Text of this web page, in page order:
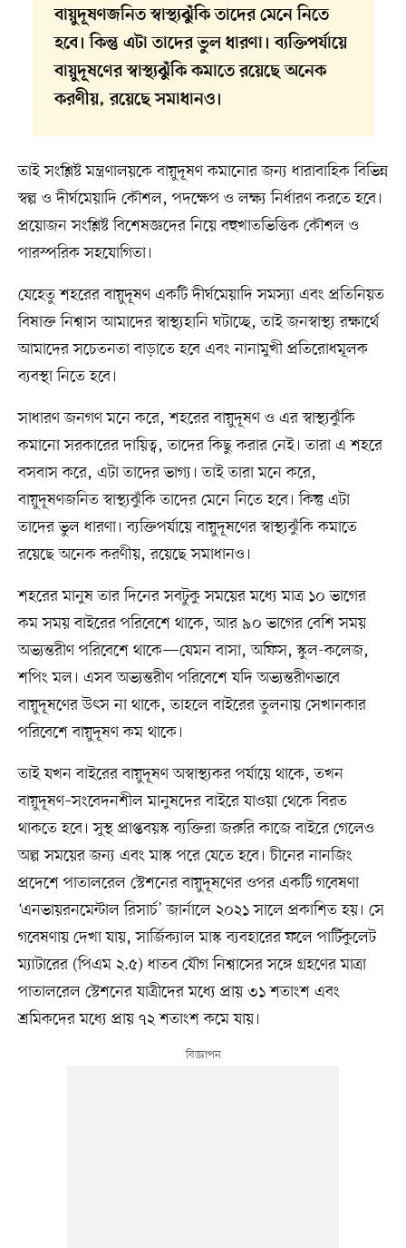
বায়ুদূষণজনিত স্বাস্থ্যঝুঁকি তাদের মেনে নিতে
হবে। কিন্তু এটা তাদের ভুল ধারণা। ব্যক্তিপর্যায়ে
বায়ুদূষণের স্বাস্থ্যঝুঁকি কমাতে রয়েছে অনেক
করণীয়, রয়েছে সমাধানও।
তাই সংশ্লিষ্ট মন্ত্রণালয়কে বায়ুদূষণ কমানোর জন্য ধারাবাহিক বিভিন্ন
স্বল্প ও দীর্ঘমেয়াদি কৌশল, পদক্ষেপ ও লক্ষ্য নির্ধারণ করতে হবে।
প্রয়োজন সংশ্লিষ্ট বিশেষজ্ঞদের নিয়ে বহুখাতভিত্তিক কৌশল ও
পারস্পরিক সহযোগিতা।
যেহেতু শহরের বায়ুদূষণ একটি দীর্ঘমেয়াদি সমস্যা এবং প্রতিনিয়ত
বিষাক্ত নিশ্বাস আমাদের স্বাস্থ্যহানি ঘটাচ্ছে, তাই জনস্বাস্থ্য রক্ষার্থে
আমাদের সচেতনতা বাড়াতে হবে এবং নানামুখী প্রতিরোধমূলক
ব্যবস্থা নিতে হবে।
সাধারণ জনগণ মনে করে, শহরের বায়ুদূষণ ও এর স্বাস্থ্যঝুঁকি
কমানো সরকারের দায়িত্ব, তাদের কিছু করার নেই। তারা এ শহরে
বসবাস করে, এটা তাদের ভাগ্য। তাই তারা মনে করে,
বায়ুদূষণজনিত স্বাস্থ্যঝুঁকি তাদের মেনে নিতে হবে। কিন্তু এটা
তাদের ভুল ধারণা। ব্যক্তিপর্যায়ে বায়ুদূষণের স্বাস্থ্যঝুঁকি কমাতে
রয়েছে অনেক করণীয়, রয়েছে সমাধানও।
শহরের মানুষ তার দিনের সবটুকু সময়ের মধ্যে মাত্র ১০ ভাগের
কম সময় বাইরের পরিবেশে থাকে, আর ৯০ ভাগের বেশি সময়
অভ্যন্তরীণ পরিবেশে থাকে—যেমন বাসা, অফিস, স্কুল-কলেজ,
শপিং মল। এসব অভ্যন্তরীণ পরিবেশে যদি অভ্যন্তরীণভাবে
বায়ুদূষণের উৎস না থাকে, তাহলে বাইরের তুলনায় সেখানকার
পরিবেশে বায়ুদূষণ কম থাকে।
তাই যখন বাইরের বায়ুদূষণ অস্বাস্থ্যকর পর্যায়ে থাকে, তখন
বায়ুদূষণ–সংবেদনশীল মানুষদের বাইরে যাওয়া থেকে বিরত
থাকতে হবে। সুস্থ প্রাপ্তবয়স্ক ব্যক্তিরা জরুরি কাজে বাইরে গেলেও
অল্প সময়ের জন্য এবং মাস্ক পরে যেতে হবে। চীনের নানজিং
প্রদেশে পাতালরেল স্টেশনের বায়ুদূষণের ওপর একটি গবেষণা
‘এনভায়রনমেন্টাল রিসার্চ’ জার্নালে ২০২১ সালে প্রকাশিত হয়। সে
গবেষণায় দেখা যায়, সার্জিক্যাল মাস্ক ব্যবহারের ফলে পার্টিকুলেট
ম্যাটারের (পিএম ২.৫) ধাতব যৌগ নিশ্বাসের সঙ্গে গ্রহণের মাত্রা
পাতালরেল স্টেশনের যাত্রীদের মধ্যে প্রায় ৩১ শতাংশ এবং
শ্রমিকদের মধ্যে প্রায় ৭২ শতাংশ কমে যায়।